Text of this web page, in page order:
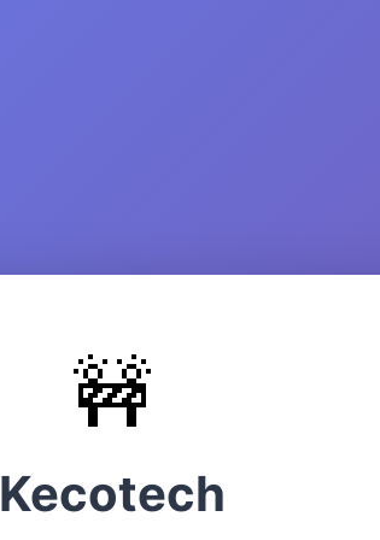
🚧
Kecotech